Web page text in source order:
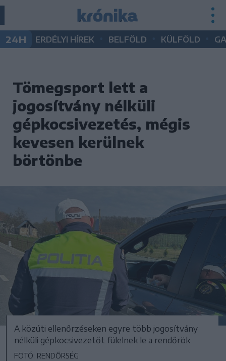
24H ERDÉLYI HÍREK BELFÖLD KÜLFÖLD
Tömegsport lett a
jogosítvány nélküli
gépkocsivezetés, mégis
kevesen kerülnek
börtönbe
A közúti ellenőrzéseken egyre több jogosítvány
nélküli gépkocsivezetőt fülelnek le a rendőrök
FOTÓ: RENDŐRSÉG